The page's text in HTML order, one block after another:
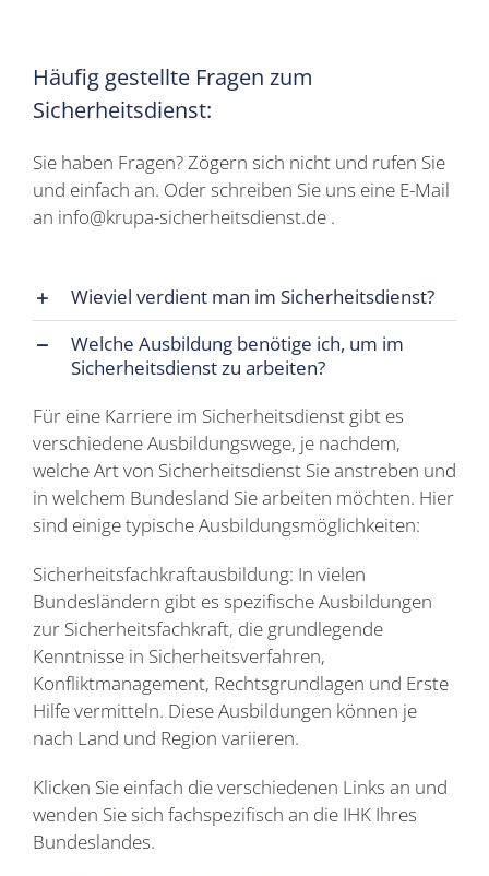
Häufig gestellte Fragen zum
Sicherheitsdienst:
Sie haben Fragen? Zögern sich nicht und rufen Sie
und einfach an. Oder schreiben Sie uns eine E-Mail
an info@krupa-sicherheitsdienst.de .
Wieviel verdient man im Sicherheitsdienst?
Welche Ausbildung benötige ich, um im
Sicherheitsdienst zu arbeiten?
Für eine Karriere im Sicherheitsdienst gibt es
verschiedene Ausbildungswege, je nachdem,
welche Art von Sicherheitsdienst Sie anstreben und
in welchem Bundesland Sie arbeiten möchten. Hier
sind einige typische Ausbildungsmöglichkeiten:
Sicherheitsfachkraftausbildung: In vielen
Bundesländern gibt es spezifische Ausbildungen
zur Sicherheitsfachkraft, die grundlegende
Kenntnisse in Sicherheitsverfahren,
Konfliktmanagement, Rechtsgrundlagen und Erste
Hilfe vermitteln. Diese Ausbildungen können je
nach Land und Region variieren.
Klicken Sie einfach die verschiedenen Links an und
wenden Sie sich fachspezifisch an die IHK Ihres
Bundeslandes.